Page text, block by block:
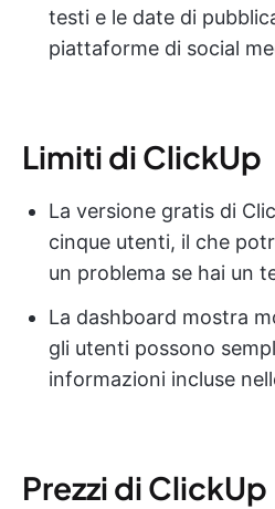
testi e le date di
piattaforme di social
Limiti di ClickUp
La versione gratis di
cinque utenti, il che
un problema se hai un
La dashboard mostra
gli utenti possono
informazioni incluse
Prezzi di ClickUp